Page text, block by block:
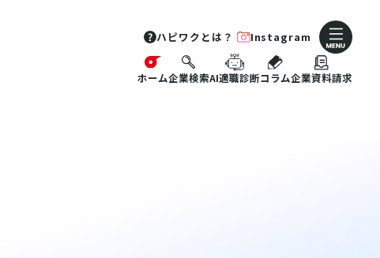
ハピワクとは？ Instagram
ホーム企業検索AI適職診断コラム企業資料請求